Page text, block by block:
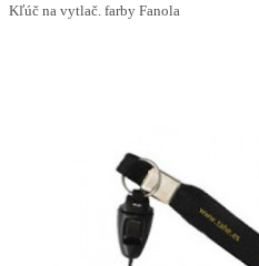
Kľúč na vytlač. farby Fanola